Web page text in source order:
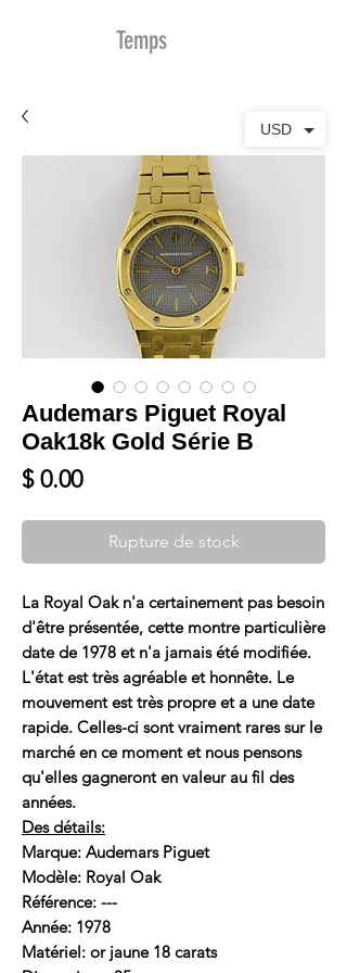
Temps
Audemars Piguet Royal
Oak18k Gold Série B
$ 0.00Prix
Rupture de stock
La Royal Oak n'a certainement pas besoin
d'être présentée, cette montre particulière
date de 1978 et n'a jamais été modifiée.
L'état est très agréable et honnête. Le
mouvement est très propre et a une date
rapide. Celles-ci sont vraiment rares sur le
marché en ce moment et nous pensons
qu'elles gagneront en valeur au fil des
années.
Des détails:
Marque: Audemars Piguet
Modèle: Royal Oak
Référence: ---
Année: 1978
Matériel: or jaune 18 carats
USD